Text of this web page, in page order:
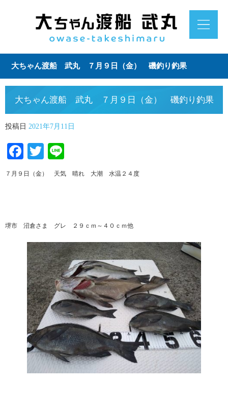
大ちゃん渡船 武丸 ７月９日（金） 磯釣り釣果
大ちゃん渡船 武丸 ７月９日（金） 磯釣り釣果
投稿日 2021年7月11日
Facebook
Twitter
７月９日（金） 天気 晴れ 大潮 水温２４度
堺市 沼倉さま グレ ２９ｃｍ～４０ｃｍ他